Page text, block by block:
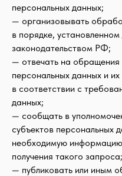
персональных данных;
— организовывать
в порядке,
законодательством РФ;
— отвечать на обращения
персональных данных и
в соответствии с
данных;
— сообщать в
субъектов персональных
необходимую информацию
получения такого запроса;
— публиковать или иным